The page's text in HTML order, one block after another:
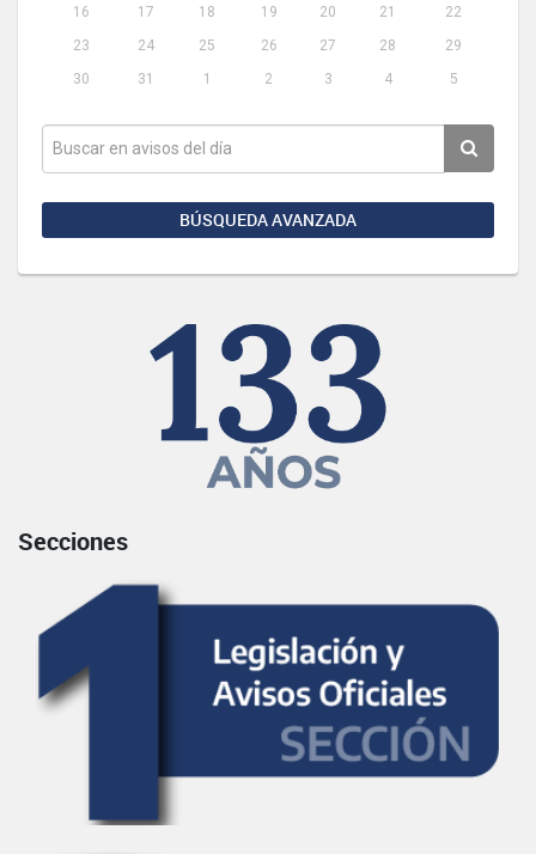
16
17 18 19 20 21
22
23
24 25 26 27 28
29
30
31 1 2 3 4 5
BÚSQUEDA AVANZADA
Secciones